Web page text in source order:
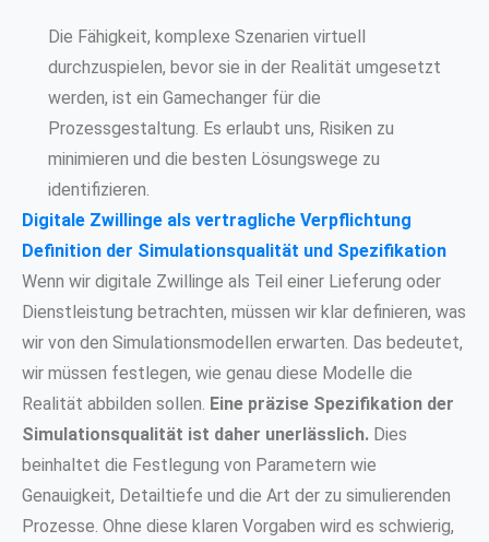
Die Fähigkeit, komplexe Szenarien virtuell
durchzuspielen, bevor sie in der Realität umgesetzt
werden, ist ein Gamechanger für die
Prozessgestaltung. Es erlaubt uns, Risiken zu
minimieren und die besten Lösungswege zu
identifizieren.
Digitale Zwillinge als vertragliche Verpflichtung
Definition der Simulationsqualität und Spezifikation
Wenn wir digitale Zwillinge als Teil einer Lieferung oder
Dienstleistung betrachten, müssen wir klar definieren, was
wir von den Simulationsmodellen erwarten. Das bedeutet,
wir müssen festlegen, wie genau diese Modelle die
Realität abbilden sollen. Eine präzise Spezifikation der
Simulationsqualität ist daher unerlässlich. Dies
beinhaltet die Festlegung von Parametern wie
Genauigkeit, Detailtiefe und die Art der zu simulierenden
Prozesse. Ohne diese klaren Vorgaben wird es schwierig,